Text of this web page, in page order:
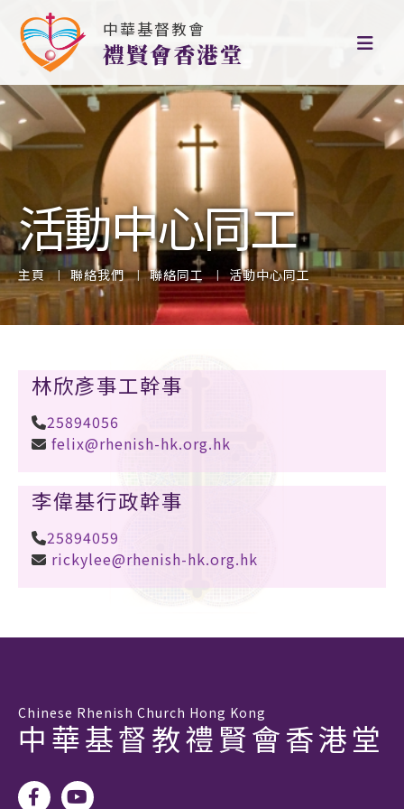
中華基督教會
禮賢會香港堂
活動中心同工
主頁 聯絡我們 聯絡同工 活動中心同工
林欣彥事工幹事
25894056
felix@rhenish-hk.org.hk
李偉基行政幹事
25894059
rickylee@rhenish-hk.org.hk
Chinese Rhenish Church Hong Kong
中華基督教禮賢會香港堂